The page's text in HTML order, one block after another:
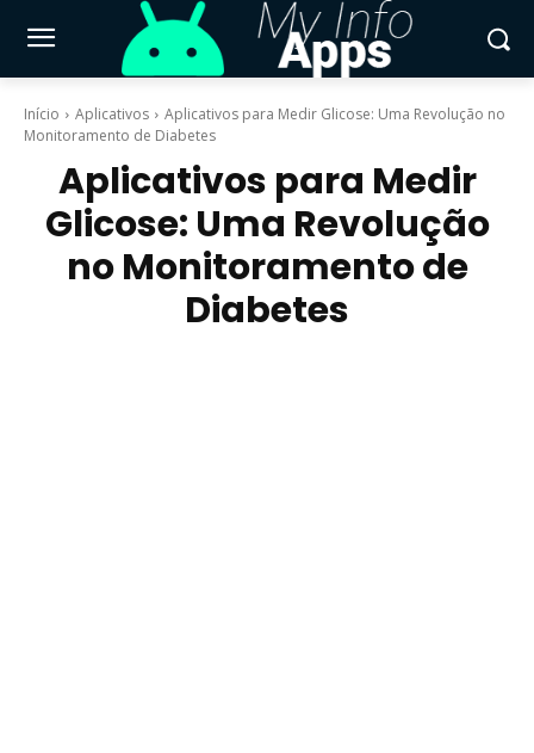
Início Aplicativos
Aplicativos para Medir Glicose: Uma Revolução no
Monitoramento de Diabetes
Aplicativos para Medir
Glicose: Uma Revolução
no Monitoramento de
Diabetes